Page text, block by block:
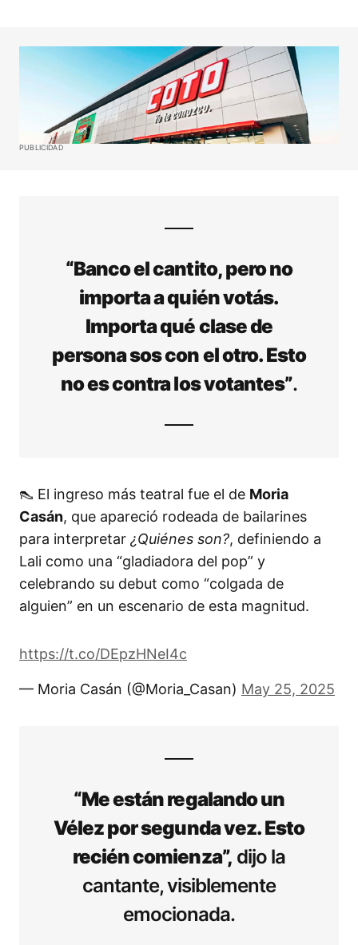
PUBLICIDAD
“Banco el cantito, pero no
importa a quién votás.
Importa qué clase de
persona sos con el otro. Esto
no es contra los votantes”.
👠 El ingreso más teatral fue el de Moria
Casán, que apareció rodeada de bailarines
para interpretar ¿Quiénes son?, definiendo a
Lali como una “gladiadora del pop” y
celebrando su debut como “colgada de
alguien” en un escenario de esta magnitud.
https://t.co/DEpzHNeI4c
— Moria Casán (@Moria_Casan) May 25, 2025
“Me están regalando un
Vélez por segunda vez. Esto
recién comienza”, dijo la
cantante, visiblemente
emocionada.